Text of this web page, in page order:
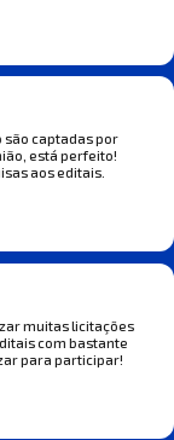
são captadas por
está perfeito!
aos editais.
muitas licitações
com bastante
para participar!